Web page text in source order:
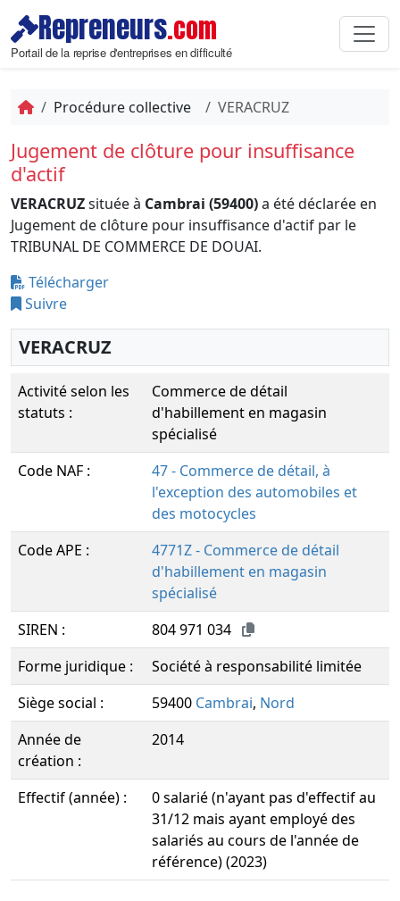
Repreneurs.com
Portail de la reprise d'entreprises en difficulté
Procédure collective VERACRUZ
Jugement de clôture pour insuffisance
d'actif
VERACRUZsituée à Cambrai (59400)a été déclarée en
Jugement de clôture pour insuffisance d'actif par le
TRIBUNAL DE COMMERCE DE DOUAI.
Télécharger
Suivre
VERACRUZ
Activité selon les
statuts :
Commerce de détail
d'habillement en magasin
spécialisé
Code NAF :
47 - Commerce de détail, à
l'exception des automobiles et
des motocycles
Code APE :
4771Z - Commerce de détail
d'habillement en magasin
spécialisé
SIREN :
804 971 034
Forme juridique :
Société à responsabilité limitée
Siège social :
59400 Cambrai, Nord
Année de
création :
2014
Effectif (année) :
0 salarié (n'ayant pas d'effectif au
31/12 mais ayant employé des
salariés au cours de l'année de
référence) (2023)